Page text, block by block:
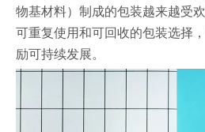
物基材料）制成的包装越来越受
可重复使用和可回收的包装选择
励可持续发展。